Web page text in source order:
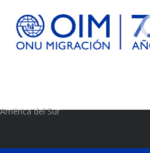
América del Sur